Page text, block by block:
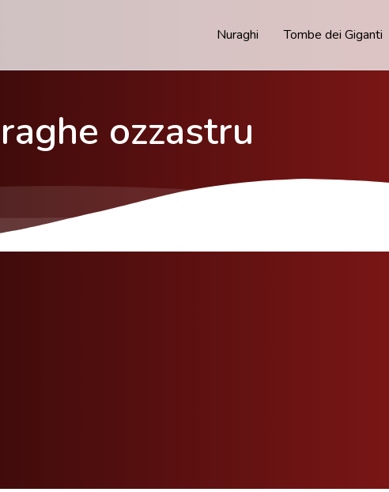
Nuraghi Tombe dei Giganti
ozzastru